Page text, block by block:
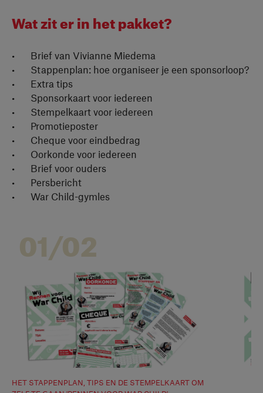
Wat zit er in het pakket?
Brief van Vivianne Miedema
Stappenplan: hoe organiseer je een sponsorloop?
Extra tips
Sponsorkaart voor iedereen
Stempelkaart voor iedereen
Promotieposter
Cheque voor eindbedrag
Oorkonde voor iedereen
Brief voor ouders
Persbericht
War Child-gymles
HET STAPPENPLAN, TIPS EN DE STEMPELKAART OM
01/02